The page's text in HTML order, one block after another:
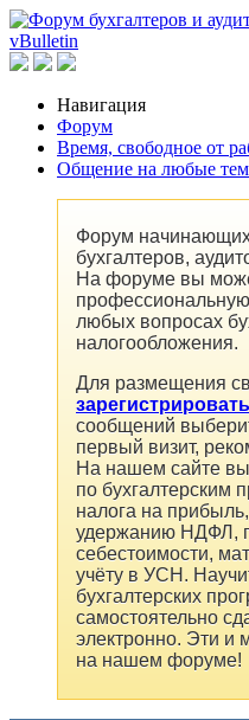
Навигация
Форум
Время, свободное от
Общение на любые
Форум
бухгалтеров,
На форуме вы
любых вопросах
налогообложения.
Для размещения
сообщений
первый визит,
На нашем сайте
по бухгалтерским
налога на
удержанию НДФЛ,
себестоимости,
учёту в УСН.
бухгалтерских
самостоятельно
электронно. Эти и
на нашем форуме!